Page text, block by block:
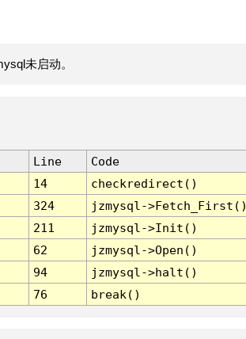
未启动。
Line
Code
14
checkredirect()
324
jzmysql-
211
jzmysql->Init()
62
jzmysql->Open()
94
jzmysql->halt()
76 break()